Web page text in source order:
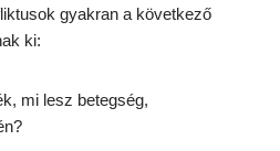
gyakran a következő
ki:
mi lesz betegség,